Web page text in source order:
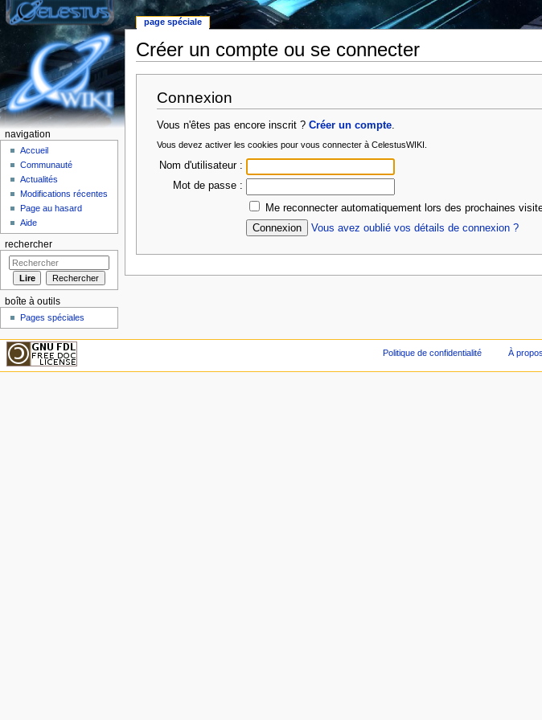
Créer un compte ou se connecter
Connexion
Vous n'êtes pas encore inscrit ?Créer un compte.
Vous devez activer les cookies pour vous connecter à CelestusWIKI.
Nom d'utilisateur :
Mot de passe :
Me reconnecter automatiquement lors des prochaines
Vous avez oublié vos détails de connexion ?
page spéciale
navigation
Accueil
Communauté
Actualités
Modifications récentes
Page au hasard
Aide
rechercher
boîte à outils
Pages spéciales
Politique de confidentialité À